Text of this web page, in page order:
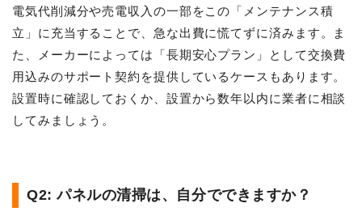
電気代削減分や売電収入の一部をこの「メンテナンス積
立」に充当することで、急な出費に慌てずに済みます。ま
た、メーカーによっては「長期安心プラン」として交換費
用込みのサポート契約を提供しているケースもあります。
設置時に確認しておくか、設置から数年以内に業者に相談
してみましょう。
Q2: パネルの清掃は、自分でできますか？